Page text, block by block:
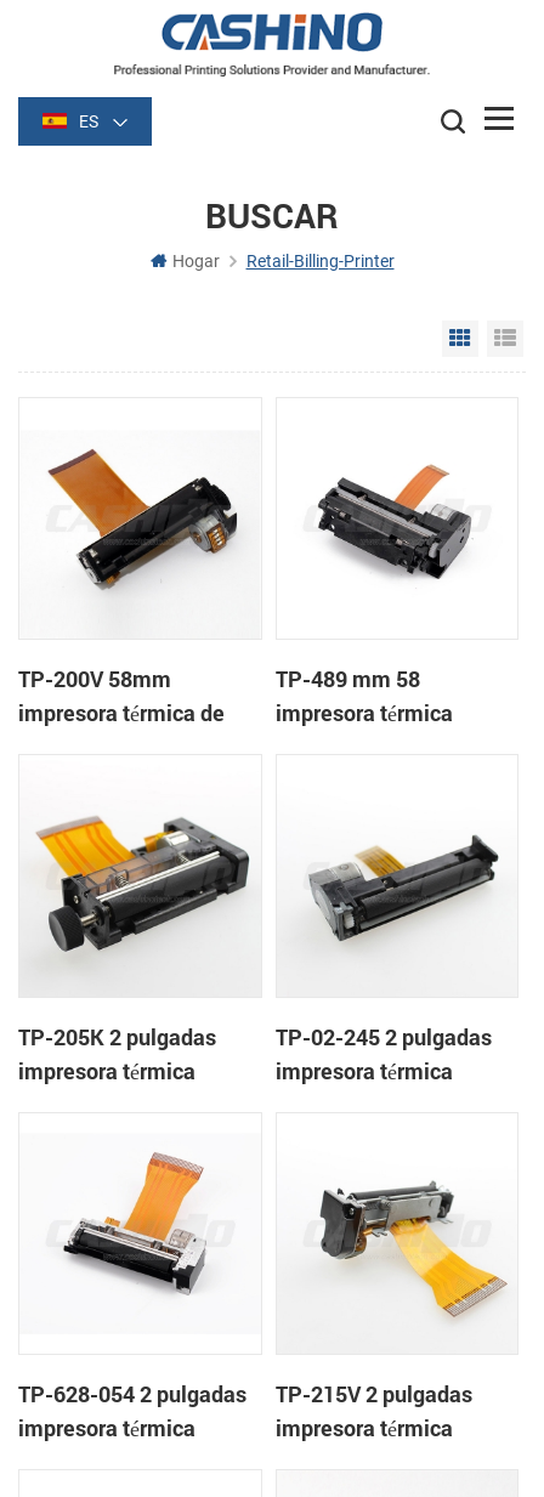
ES
BUSCAR
Hogar Retail-Billing-Printer
Grid
TP-200V 58mm
impresora térmica de
TP-489 mm 58
impresora térmica
TP-205K 2 pulgadas
impresora térmica
TP-02-245 2 pulgadas
impresora térmica
TP-628-054 2 pulgadas
impresora térmica
TP-215V 2 pulgadas
impresora térmica